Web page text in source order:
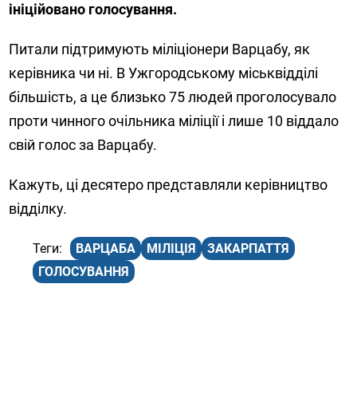
ініційовано голосування.
Питали підтримують міліціонери Варцабу, як
керівника чи ні. В Ужгородському міськвідділі
більшість, а це близько 75 людей проголосувало
проти чинного очільника міліції і лише 10 віддало
свій голос за Варцабу.
Кажуть, ці десятеро представляли керівництво
відділку.
ВАРЦАБА МІЛІЦІЯ
ЗАКАРПАТТЯ
ГОЛОСУВАННЯ